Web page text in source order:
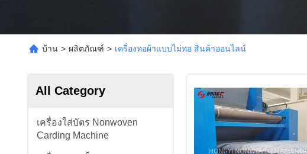
บ้าน > ผลิตภัณฑ์ > เครื่องทอผ้าแบบไม่ทอ สินค้าออนไลน์
All Category
เครื่องใส่บัตร Nonwoven
Carding Machine